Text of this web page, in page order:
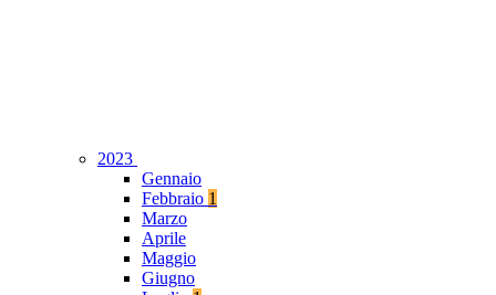
2023
Gennaio
Febbraio 1
Marzo
Aprile
Maggio
Giugno